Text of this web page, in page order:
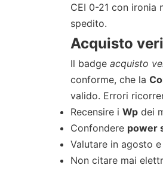
CEI 0-21 con
spedito.
Acquisto
Il badge acquisto
conforme, che la
valido. Errori
Recensire i Wp dei
Confondere power
Valutare in agosto
Non citare mai